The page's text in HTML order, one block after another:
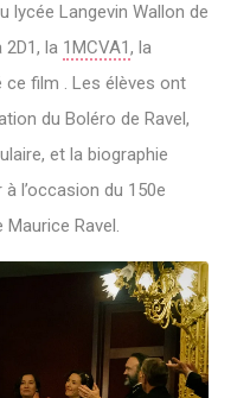
lycée Langevin Wallon de
la 1MCVA1, la
ce film . Les élèves ont
du Boléro de Ravel,
et la biographie
l’occasion du 150e
Ravel.